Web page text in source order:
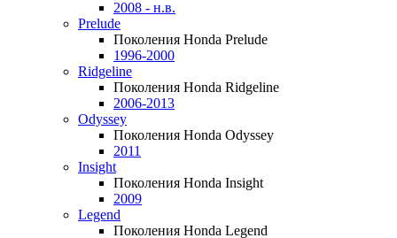
2008 - н.в.
Prelude
Поколения Honda Prelude
1996-2000
Ridgeline
Поколения Honda Ridgeline
2006-2013
Odyssey
Поколения Honda Odyssey
2011
Insight
Поколения Honda Insight
2009
Legend
Поколения Honda Legend